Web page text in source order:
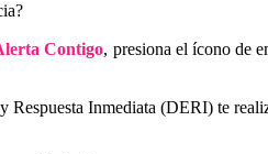
Contigo, presiona el ícono de
Respuesta Inmediata (DERI) te